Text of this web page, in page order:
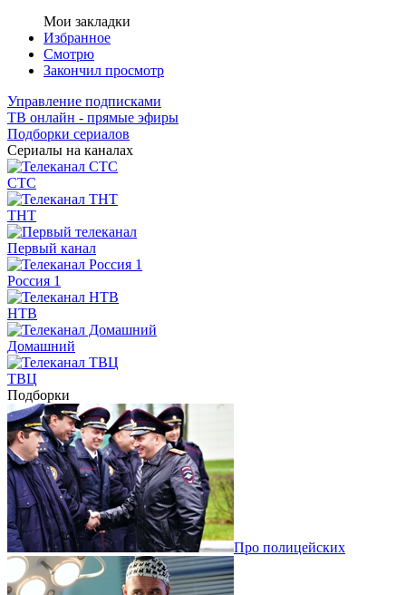
Мои закладки
Избранное
Смотрю
Закончил просмотр
Управление подписками
ТВ онлайн - прямые эфиры
Подборки сериалов
Сериалы на каналах
СТС
ТНТ
Первый канал
Россия 1
НТВ
Домашний
ТВЦ
Подборки
Про полицейских